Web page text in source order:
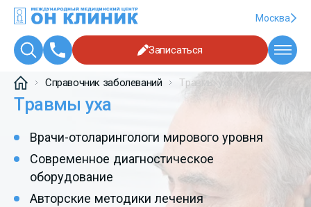
Москва
Записаться
Справочник заболеваний Травмы уха
Травмы уха
Врачи-отоларингологи мирового уровня
Современное диагностическое
оборудование
Авторские методики лечения